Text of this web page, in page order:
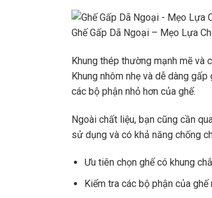
Ghế Gấp Dã Ngoại – Mẹo Lựa
Khung thép thường mạnh mẽ và
Khung nhôm nhẹ và dễ dàng
các bộ phận nhỏ hơn của ghế.
Ngoài chất liệu, bạn cũng cần
sử dụng và có khả năng chống
Ưu tiên chọn ghế có khung
Kiểm tra các bộ phận của